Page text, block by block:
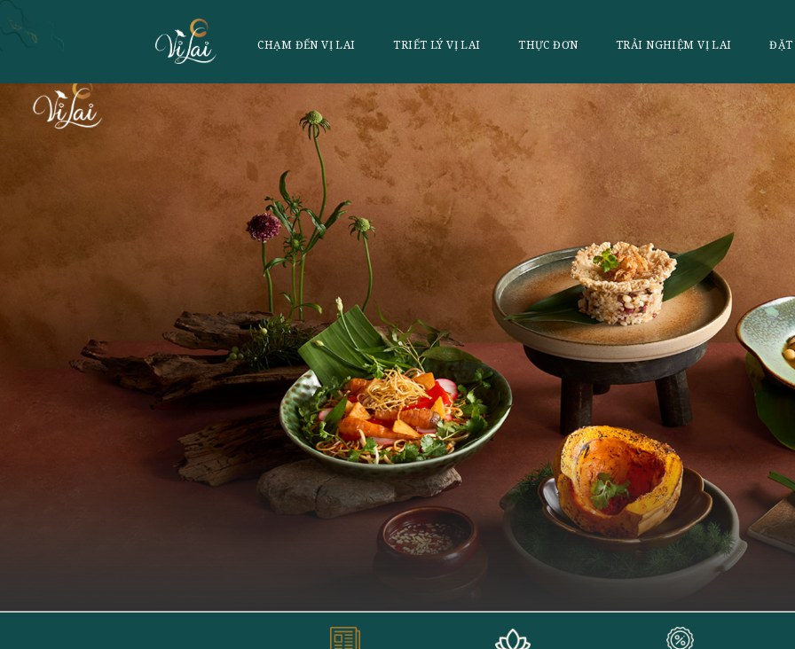
CHẠM ĐẾN VỊ LAI TRIẾT LÝ VỊ LAI THỰC ĐƠN TRẢI